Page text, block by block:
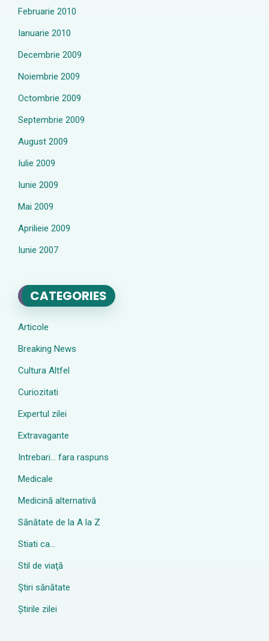
Februarie 2010
Ianuarie 2010
Decembrie 2009
Noiembrie 2009
Octombrie 2009
Septembrie 2009
August 2009
Iulie 2009
Iunie 2009
Mai 2009
Aprilieie 2009
Iunie 2007
CATEGORIES
Articole
Breaking News
Cultura Altfel
Curiozitati
Expertul zilei
Extravagante
Intrebari… fara raspuns
Medicale
Medicină alternativă
Sănătate de la A la Z
Stiati ca…
Stil de viaţă
Ştiri sănătate
Știrile zilei